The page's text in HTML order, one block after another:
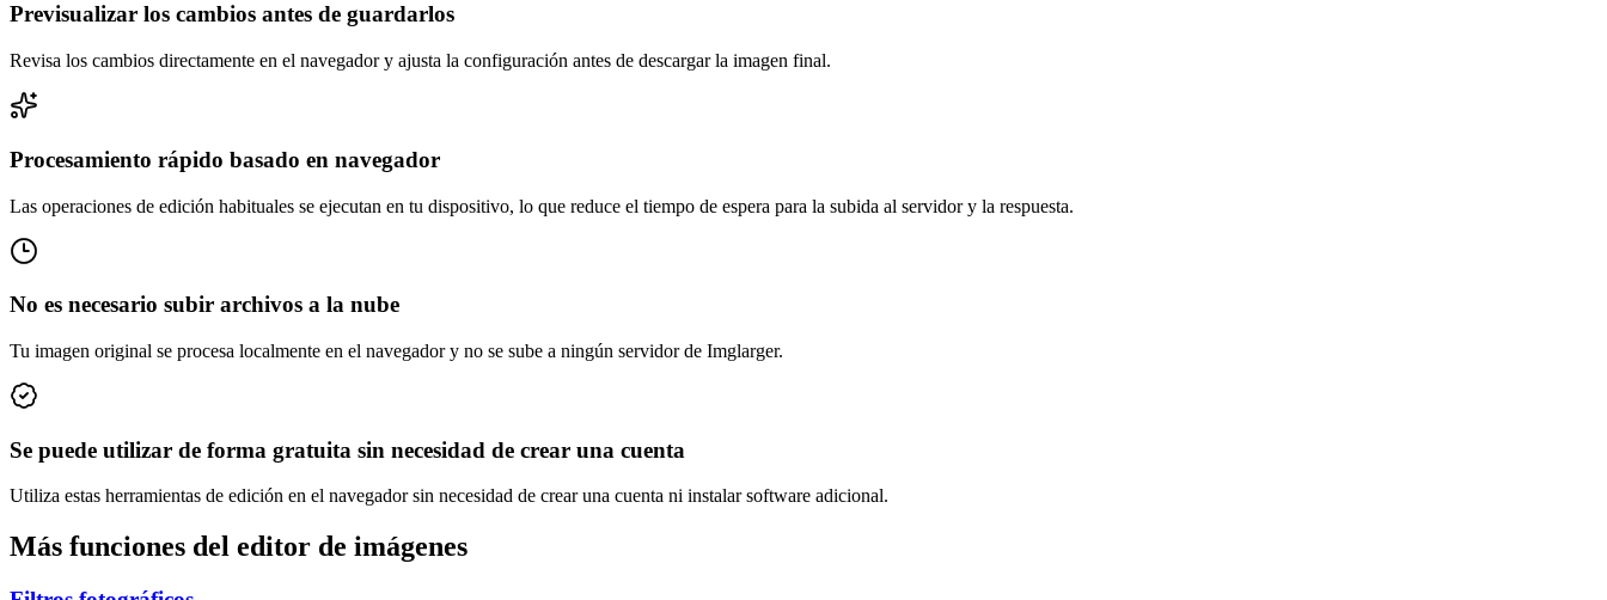
Previsualizar los cambios antes de guardarlos
Revisa los cambios directamente en el navegador y ajusta la configuración antes de descargar la imagen final.
Procesamiento rápido basado en navegador
Las operaciones de edición habituales se ejecutan en tu dispositivo, lo que reduce el tiempo de espera para la subida al servidor y la respuesta.
No es necesario subir archivos a la nube
Tu imagen original se procesa localmente en el navegador y no se sube a ningún servidor de Imglarger.
Se puede utilizar de forma gratuita sin necesidad de crear una cuenta
Utiliza estas herramientas de edición en el navegador sin necesidad de crear una cuenta ni instalar software adicional.
Más funciones del editor de imágenes